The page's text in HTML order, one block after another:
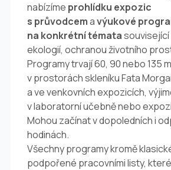
nabízíme prohlídku expozic
s průvodcemavýukové
na konkrétní témata
ekologií, ochranou životního
Programy trvají 60, 90 nebo 135
v prostorách skleníku Fata
a ve venkovních expozicích,
v laboratorní učebně nebo
Mohou začínat v dopoledních i
hodinách.
Všechny programy kromě
podpořené pracovními listy,